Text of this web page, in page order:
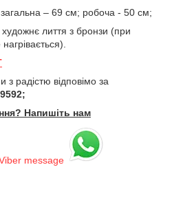
– 69 см; робоча - 50 см;
лиття з бронзи (при
з радістю відповімо за
Напишіть нам